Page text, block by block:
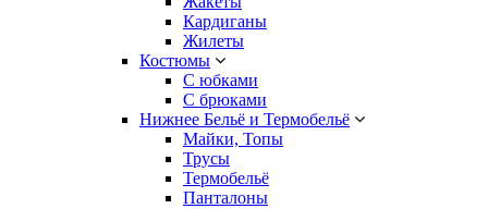
Кардиганы
Жилеты
Костюмы
С юбками
С брюками
Нижнее Бельё и Термобельё
Майки, Топы
Трусы
Термобельё
Панталоны